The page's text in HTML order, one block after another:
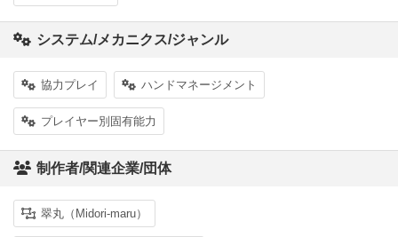
システム/メカニクス/ジャンル
協力プレイ ハンドマネージメント
プレイヤー別固有能力
制作者/関連企業/団体
翠丸（Midori-maru）